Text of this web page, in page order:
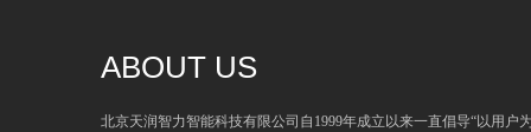
ABOUT US
北京天润智力智能科技有限公司自1999年成立以来一直倡导“以用户